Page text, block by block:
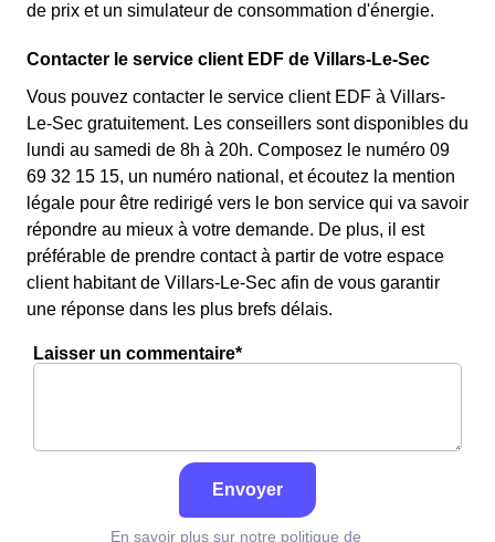
de prix et un simulateur de consommation d'énergie.
Contacter le service client EDF de Villars-Le-Sec
Vous pouvez contacter le service client EDF à Villars-
Le-Sec gratuitement. Les conseillers sont disponibles du
lundi au samedi de 8h à 20h. Composez le numéro 09
69 32 15 15, un numéro national, et écoutez la mention
légale pour être redirigé vers le bon service qui va savoir
répondre au mieux à votre demande. De plus, il est
préférable de prendre contact à partir de votre espace
client habitant de Villars-Le-Sec afin de vous garantir
une réponse dans les plus brefs délais.
Laisser un commentaire*
Envoyer
En savoir plus sur notre politique de